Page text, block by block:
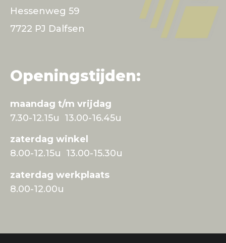
Hessenweg 59
7722 PJ Dalfsen
Openingstijden:
maandag t/m vrijdag
7.30-12.15u 13.00-16.45u
zaterdag winkel
8.00-12.15u 13.00-15.30u
zaterdag werkplaats
8.00-12.00u